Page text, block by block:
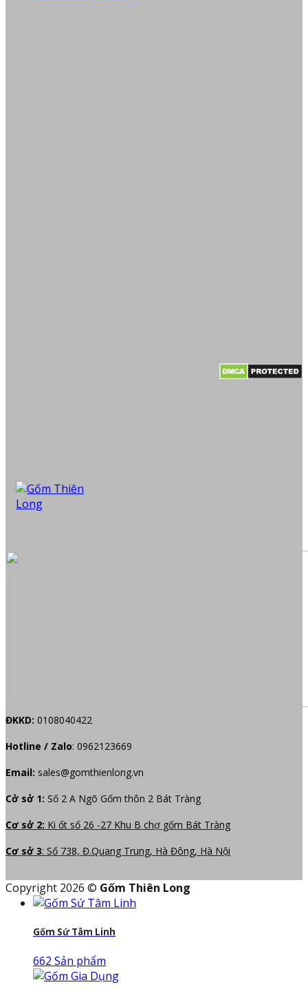
ĐKKD: 0108040422
Hotline / Zalo: 0962123669
Email: sales@gomthienlong.vn
Cở sở 1: Số 2 A Ngõ Gốm thôn 2 Bát Tràng
Cơ sở 2: Ki ốt số 26 -27 Khu B chợ gốm Bát Tràng
Cơ sở 3: Số 738, Đ.Quang Trung, Hà Đông, Hà Nội
Copyright 2026 © Gốm Thiên Long
Gốm Sứ Tâm Linh
662 Sản phẩm